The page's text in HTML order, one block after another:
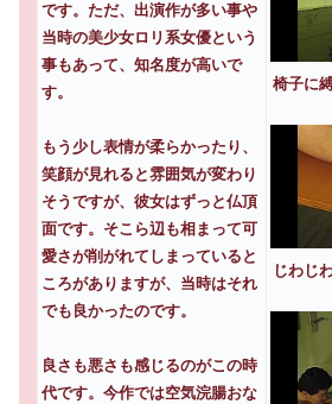
です。ただ、出演作が多い事や
当時の美少女ロリ系女優という
事もあって、知名度が高いで
す。
もう少し表情が柔らかったり、
笑顔が見れると雰囲気が変わり
そうですが、彼女はずっと仏頂
面です。そこら辺も相まって可
愛さが削がれてしまっていると
ころがありますが、当時はそれ
でも良かったのです。
良さも悪さも感じるのがこの時
代です。今作では空気浣腸おな
椅子に
じわじ